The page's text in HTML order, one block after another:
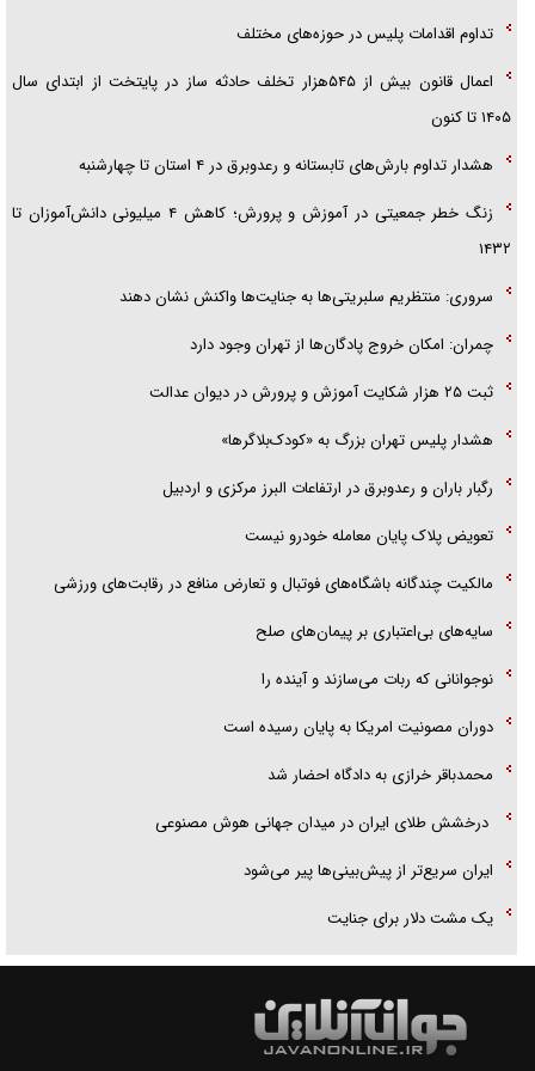
آیا مقاومت فلسطین خلع‌سلاح می‌شود؟
تداوم اقدامات پلیس در حوزه‌های مختلف
اعمال قانون بیش از ۵۴۵هزار تخلف حادثه ساز در پایتخت از ابتدای سال
۱۴۰۵ تا کنون
هشدار تداوم بارش‌های تابستانه و رعدوبرق در ۴ استان تا چهارشنبه
زنگ خطر جمعیتی در آموزش و پرورش؛ کاهش ۴ میلیونی دانش‌آموزان تا
۱۴۳۲
سروری: منتظریم سلبریتی‌ها به جنایت‌ها واکنش نشان دهند
چمران: امکان خروج پادگان‌ها از تهران وجود دارد
ثبت ۲۵ هزار شکایت آموزش و پرورش در دیوان عدالت
هشدار پلیس تهران بزرگ به «کودک‌بلاگرها»
رگبار باران و رعدوبرق در ارتفاعات البرز مرکزی و اردبیل
تعویض پلاک پایان معامله خودرو نیست
مالکیت چندگانه باشگاه‌های فوتبال و تعارض منافع در رقابت‌های ورزشی
سایه‌های بی‌اعتباری بر پیمان‌های صلح
نوجوانانی که ربات می‌سازند و آینده را
دوران مصونیت امریکا به پایان رسیده است
محمدباقر خرازی به دادگاه احضار شد
درخشش طلای ایران در میدان جهانی هوش مصنوعی
ایران سریع‌تر از پیش‌بینی‌ها پیر می‌شود
‌یک مشت دلار برای جنایت